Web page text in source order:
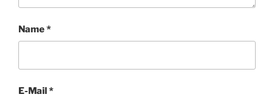
Name*
E-Mail*